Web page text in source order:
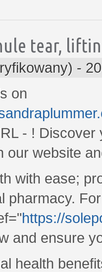
tear,
-
on
- !
our website
with ease;
pharmacy.
https://
and ensure
health